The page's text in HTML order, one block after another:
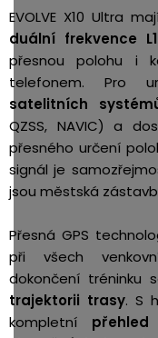
EVOLVE X10 Ultra
duální frekvence
přesnou polohu i
telefonem. Pro
satelitních
QZSS, NAVIC) a
přesného určení
signál je
jsou městská
Přesná GPS
při všech
dokončení tréninku
trajektorii trasy. S
kompletní